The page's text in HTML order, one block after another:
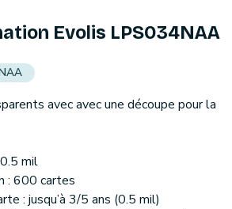
Evolis LPS034NAA
avec avec une découpe pour la
mil
: 600 cartes
: jusqu’à 3/5 ans (0.5 mil)